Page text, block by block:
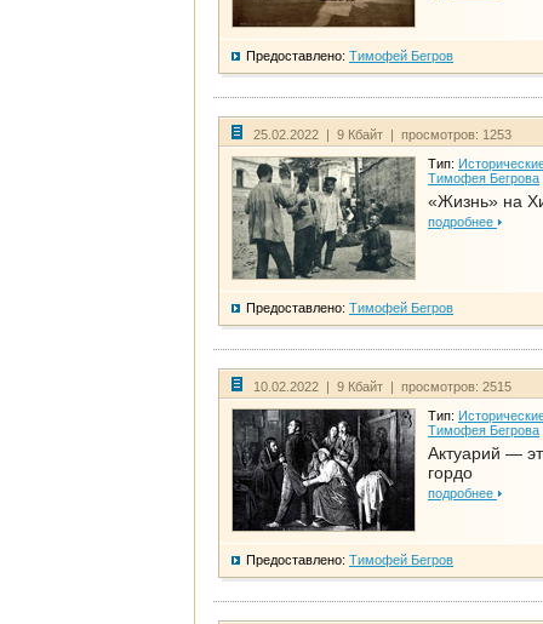
Предоставлено: Тимофей Бегров
25.02.2022 | 9 Кбайт | просмотров: 1253
Тип:
Тимофея Бегрова
«Жизнь» на
подробнее
Предоставлено: Тимофей Бегров
10.02.2022 | 9 Кбайт | просмотров: 2515
Тип:
Тимофея Бегрова
Актуарий —
гордо
подробнее
Предоставлено: Тимофей Бегров